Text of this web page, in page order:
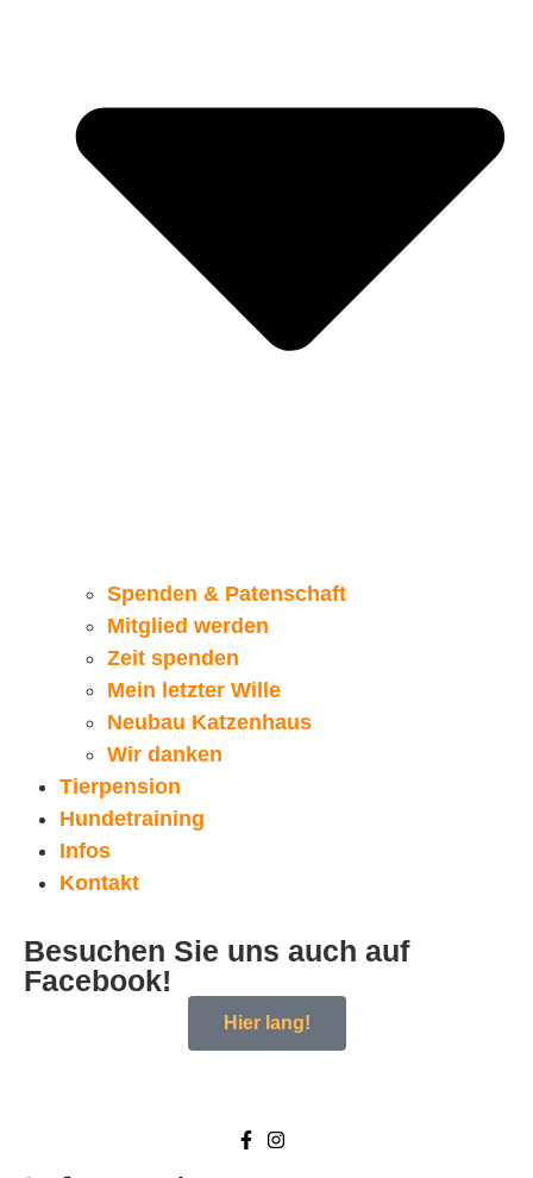
Spenden & Patenschaft
Mitglied werden
Zeit spenden
Mein letzter Wille
Neubau Katzenhaus
Wir danken
Tierpension
Hundetraining
Infos
Kontakt
Besuchen Sie uns auch auf
Facebook!
Hier lang!